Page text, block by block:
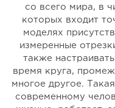
со всего мира, в
которых входит
моделях
измеренные
также
время круга,
многое другое.
современному